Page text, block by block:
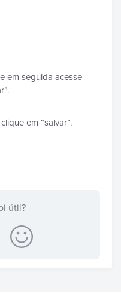
em seguida acesse
em “salvar”.
útil?